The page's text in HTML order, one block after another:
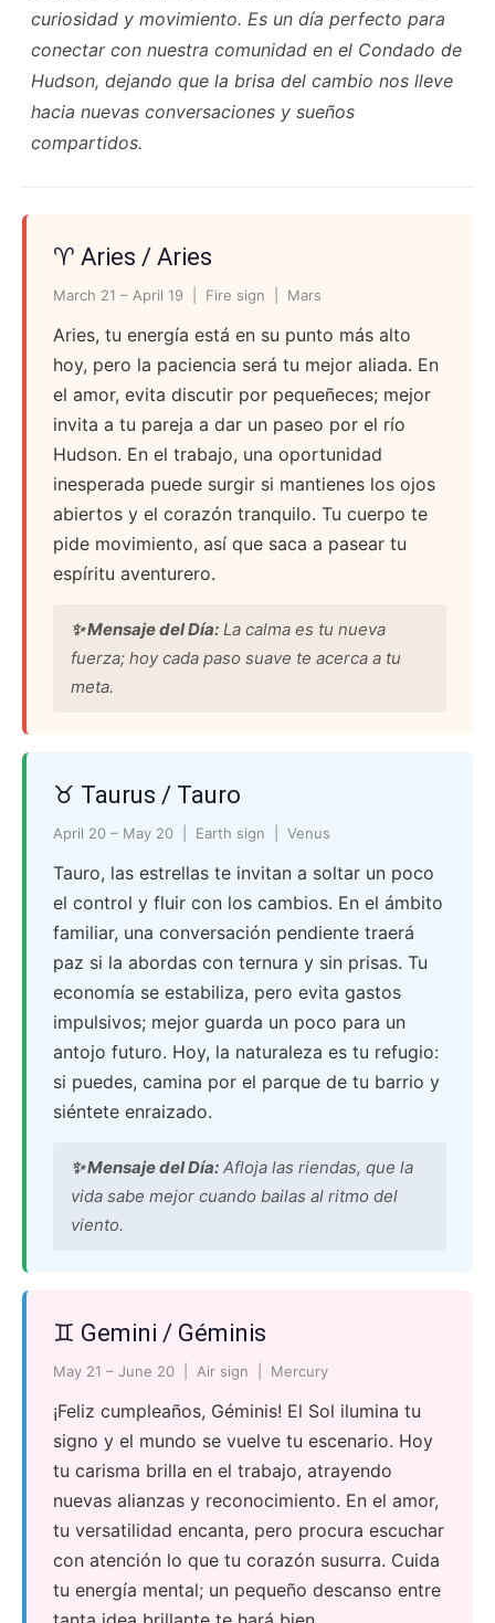
curiosidad y movimiento. Es un día perfecto para
conectar con nuestra comunidad en el Condado de
Hudson, dejando que la brisa del cambio nos lleve
hacia nuevas conversaciones y sueños
compartidos.
♈ Aries / Aries
March 21 – April 19 | Fire sign | Mars
Aries, tu energía está en su punto más alto
hoy, pero la paciencia será tu mejor aliada. En
el amor, evita discutir por pequeñeces; mejor
invita a tu pareja a dar un paseo por el río
Hudson. En el trabajo, una oportunidad
inesperada puede surgir si mantienes los ojos
abiertos y el corazón tranquilo. Tu cuerpo te
pide movimiento, así que saca a pasear tu
espíritu aventurero.
✨ Mensaje del Día: La calma es tu nueva
fuerza; hoy cada paso suave te acerca a tu
meta.
♉ Taurus / Tauro
April 20 – May 20 | Earth sign | Venus
Tauro, las estrellas te invitan a soltar un poco
el control y fluir con los cambios. En el ámbito
familiar, una conversación pendiente traerá
paz si la abordas con ternura y sin prisas. Tu
economía se estabiliza, pero evita gastos
impulsivos; mejor guarda un poco para un
antojo futuro. Hoy, la naturaleza es tu refugio:
si puedes, camina por el parque de tu barrio y
siéntete enraizado.
✨ Mensaje del Día: Afloja las riendas, que la
vida sabe mejor cuando bailas al ritmo del
viento.
♊ Gemini / Géminis
May 21 – June 20 | Air sign | Mercury
¡Feliz cumpleaños, Géminis! El Sol ilumina tu
signo y el mundo se vuelve tu escenario. Hoy
tu carisma brilla en el trabajo, atrayendo
nuevas alianzas y reconocimiento. En el amor,
tu versatilidad encanta, pero procura escuchar
con atención lo que tu corazón susurra. Cuida
tu energía mental; un pequeño descanso entre